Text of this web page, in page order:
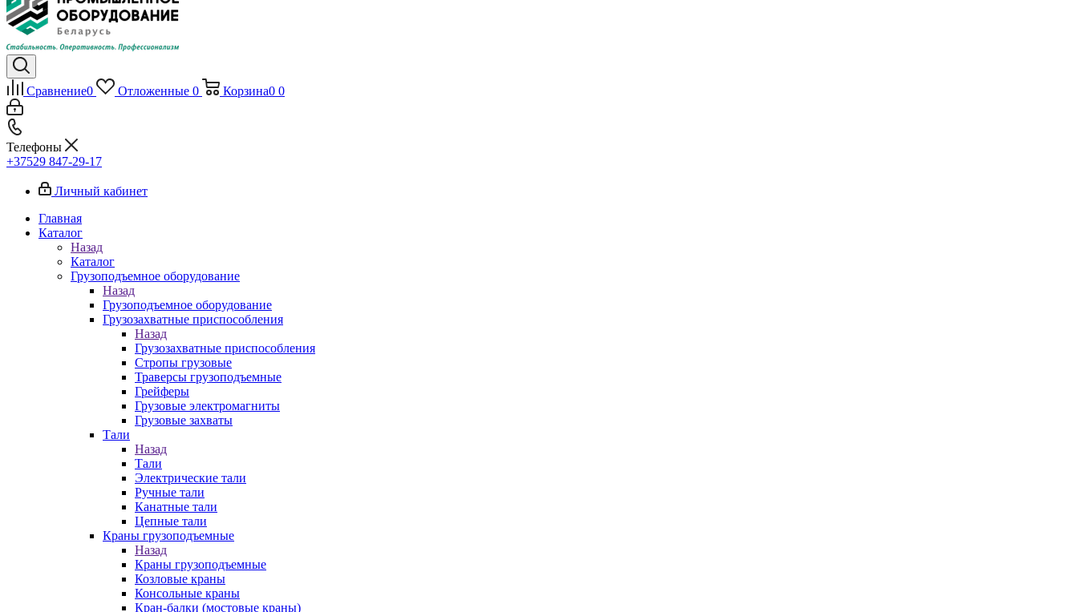
Сравнение0 Отложенные 0 Корзина0 0
Телефоны
+37529 847-29-17‬
Личный кабинет
Главная
Каталог
Назад
Каталог
Грузоподъемное оборудование
Назад
Грузоподъемное оборудование
Грузозахватные приспособления
Назад
Грузозахватные приспособления
Стропы грузовые
Траверсы грузоподъемные
Грейферы
Грузовые электромагниты
Грузовые захваты
Тали
Назад
Тали
Электрические тали
Ручные тали
Канатные тали
Цепные тали
Краны грузоподъемные
Назад
Краны грузоподъемные
Козловые краны
Консольные краны
Кран-балки (мостовые краны)